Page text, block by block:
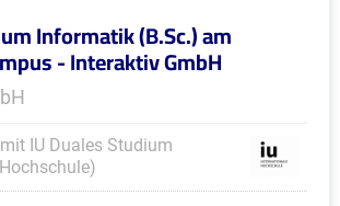
Informatik (B.Sc.) am
- Interaktiv GmbH
IU Duales Studium